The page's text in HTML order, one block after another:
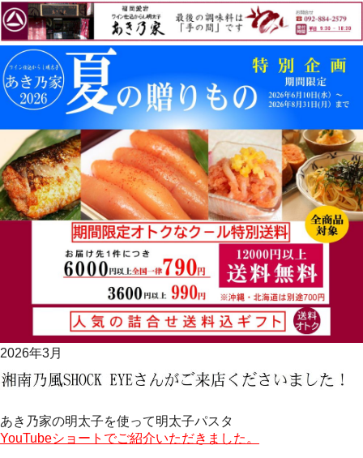
2026年3月
あき乃家の明太子を使って明太子パスタ
YouTubeショートでご紹介いただきました。